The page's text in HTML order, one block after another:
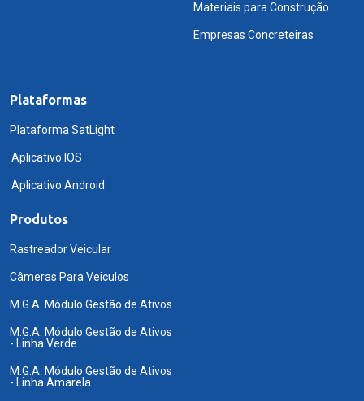
Materiais para Construção
Empresas Concreteiras
Plataformas
Plataforma SatLight
Aplicativo IOS
Aplicativo Android
Produtos
Rastreador Veicular
Câmeras Para Veiculos
M.G.A. Módulo Gestão de Ativos
M.G.A. Módulo Gestão de Ativos
- Linha Verde
M.G.A. Módulo Gestão de Ativos
- Linha Amarela